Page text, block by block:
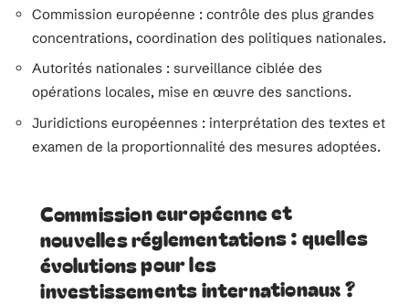
Commission européenne : contrôle des plus grandes
concentrations, coordination des politiques nationales.
Autorités nationales : surveillance ciblée des
opérations locales, mise en œuvre des sanctions.
Juridictions européennes : interprétation des textes et
examen de la proportionnalité des mesures adoptées.
Commission européenne et
nouvelles réglementations : quelles
évolutions pour les
investissements internationaux ?